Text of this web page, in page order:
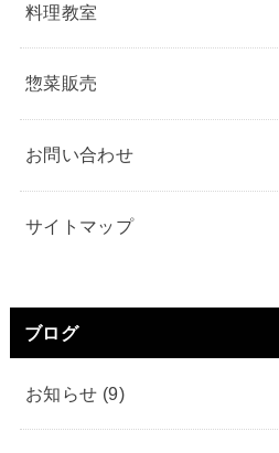
料理教室
惣菜販売
お問い合わせ
サイトマップ
ブログ
お知らせ (9)